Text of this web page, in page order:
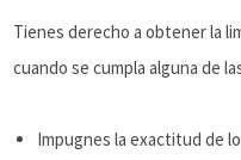
Tienes derecho a obtener la
cuando se cumpla alguna de
Impugnes la exactitud de